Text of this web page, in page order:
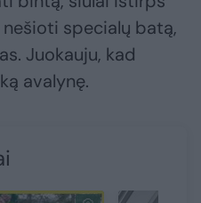
specialų batą,
Juokauju, kad
avalynę.